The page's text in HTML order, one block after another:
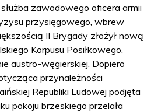
zawodowego oficera armii
przysięgowego, wbrew
II Brygady złożył nową
Korpusu Posiłkowego,
austro-węgierskiej. Dopiero
przynależności
Republiki Ludowej podjęta
pokoju brzeskiego przelała